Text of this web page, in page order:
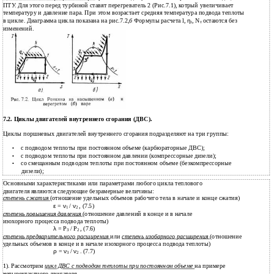
ПТУ. Для этого перед турбиной ставят перегреватель 2 (Рис.7.1), котрый увеличивает
температуру и давление пара. При этом возрастает средняя температура подвода теплоты
в цикле. Диаграмма цикла показана на рис.7.2,бФормулы расчета l,ηt, Nт остаются без
изменений.
7.2. Циклы двигателей внутреннего сгорания (ДВС).
Циклы поршневых двигателей внутреннего сгорания подразделяют на три группы:
• с подводом теплоты при постоянном объеме (карбюраторные ДВС);
• с подводом теплоты при постоянном давлении (компрессорные дизели);
•
со смещанным подводом теплоты при постоянном объеме (безкомпрессорные
дизели);
Основными характеристиками или параметрами любого цикла теплового
двигателя являются следующие безрамерные величины:
степень сжатия(отношение удельных объемов рабочего тела в начале и конце сжатия)
ε= ν1/ ν2
, (7.5)
степень повышения давления(отношение давлений в конце и в начале
изохорного процесса подвода теплоты)
λ = Р3 / Р2, (7.6)
степень предварительного расширенияилистепень изобарного расширения(отношение
удельных объемов в конце и в начале изохорного процесса подвода теплоты)
ρ = ν3 /ν2 . (7.7)
1). Рассмотримцикл ДВС с подводом теплоты при постоянном объемена примере